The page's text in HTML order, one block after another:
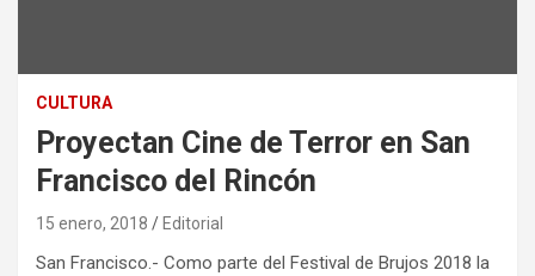
CULTURA
Proyectan Cine de Terror en San
Francisco del Rincón
15 enero, 2018 Editorial
San Francisco.- Como parte del Festival de Brujos 2018 la